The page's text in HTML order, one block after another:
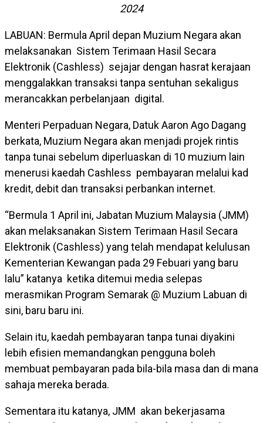
2024
LABUAN: Bermula April depan Muzium Negara akan
melaksanakan Sistem Terimaan Hasil Secara
Elektronik (Cashless) sejajar dengan hasrat kerajaan
menggalakkan transaksi tanpa sentuhan sekaligus
merancakkan perbelanjaan digital.
Menteri Perpaduan Negara, Datuk Aaron Ago Dagang
berkata, Muzium Negara akan menjadi projek rintis
tanpa tunai sebelum diperluaskan di 10 muzium lain
menerusi kaedah Cashless pembayaran melalui kad
kredit, debit dan transaksi perbankan internet.
“Bermula 1 April ini, Jabatan Muzium Malaysia (JMM)
akan melaksanakan Sistem Terimaan Hasil Secara
Elektronik (Cashless) yang telah mendapat kelulusan
Kementerian Kewangan pada 29 Febuari yang baru
lalu” katanya ketika ditemui media selepas
merasmikan Program Semarak @ Muzium Labuan di
sini, baru baru ini.
Selain itu, kaedah pembayaran tanpa tunai diyakini
lebih efisien memandangkan pengguna boleh
membuat pembayaran pada bila-bila masa dan di mana
sahaja mereka berada.
Sementara itu katanya, JMM akan bekerjasama